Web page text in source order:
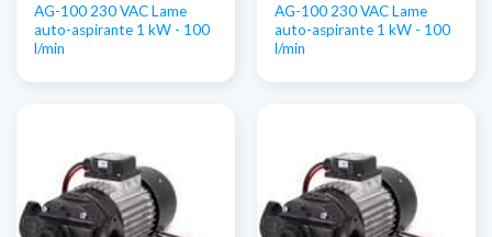
AG-100 230 VAC Lame
auto-aspirante 1 kW - 100
l/min
AG-100 230 VAC Lame
auto-aspirante 1 kW - 100
l/min